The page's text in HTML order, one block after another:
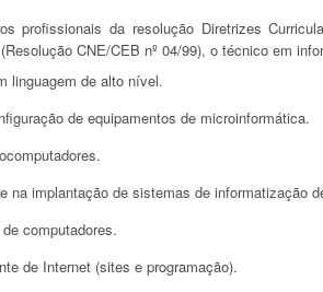
profissionais da resolução Diretrizes
CNE/CEB nº 04/99), o técnico em
linguagem de alto nível.
de equipamentos de microinformática.
na implantação de sistemas de informatização
computadores.
de Internet (sites e programação).